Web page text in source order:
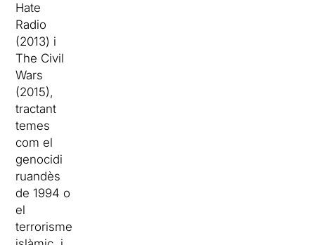
Hate
Radio
(2013) i
The Civil
Wars
(2015),
tractant
temes
com el
genocidi
ruandès
de 1994 o
el
terrorisme